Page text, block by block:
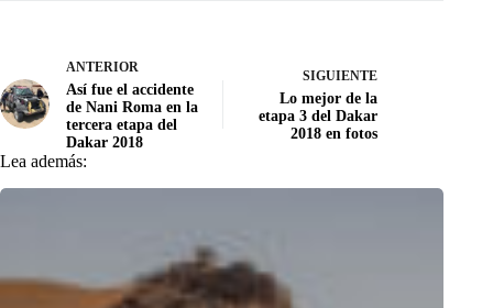
ANTERIOR
Así fue el accidente
de Nani Roma en la
tercera etapa del
Dakar 2018
SIGUIENTE
Lo mejor de la
etapa 3 del Dakar
2018 en fotos
Lea además: